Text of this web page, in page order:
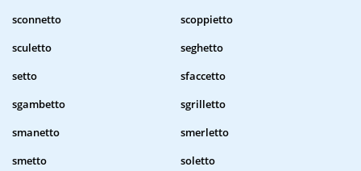
sconnetto
scoppietto
sculetto
seghetto
setto
sfaccetto
sgambetto
sgrilletto
smanetto
smerletto
smetto
soletto